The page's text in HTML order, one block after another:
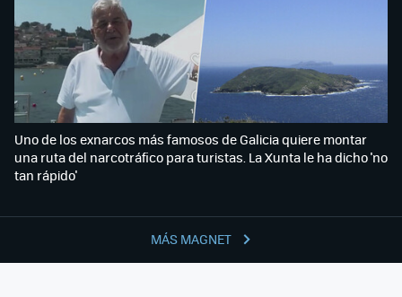
MÁS MAGNET
Uno de los exnarcos más famosos de Galicia quiere montar
una ruta del narcotráfico para turistas. La Xunta le ha dicho 'no
tan rápido'